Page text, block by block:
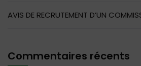
AVIS DE RECRUTEMENT D’UN
Commentaires récents